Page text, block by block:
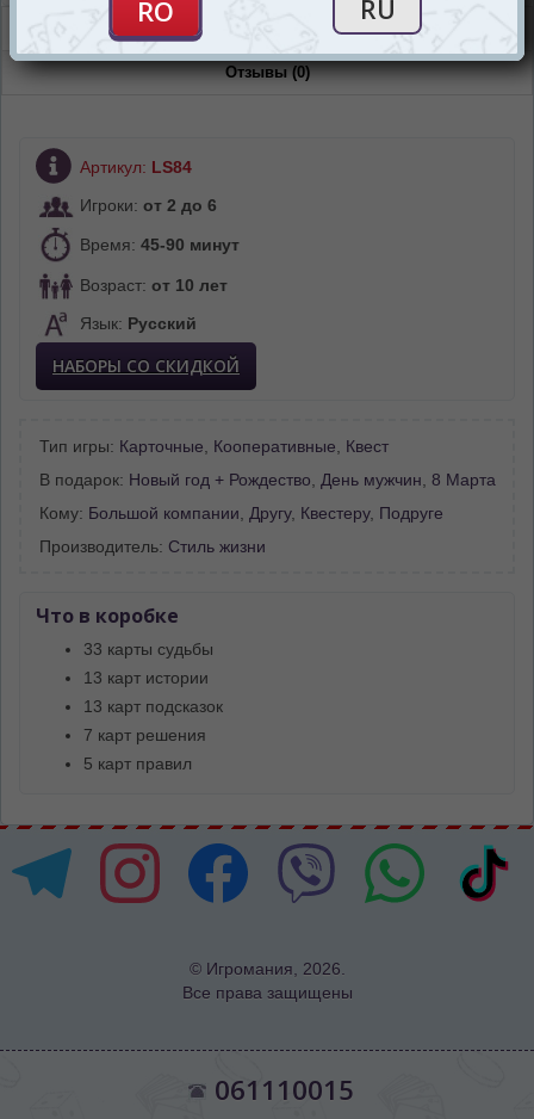
Отзывы (0)
Артикул: LS84
Игроки: от 2 до 6
Время: 45-90 минут
Возраст: от 10 лет
Язык: Русский
НАБОРЫ СО СКИДКОЙ
Тип игры: Карточные Кооперативные
Квест
В подарок: Новый год + Рождество День мужчин 8 Марта
Кому: Большой компании Другу, Квестеру, Подруге
Производитель: Стиль жизни
Что в коробке
33 карты судьбы
13 карт истории
13 карт подсказок
7 карт решения
5 карт правил
© Игромания, 2026.
Все права защищены
061110015